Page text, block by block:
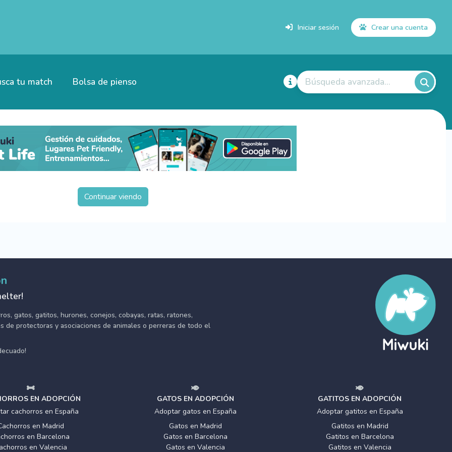
Iniciar sesión Crear una cuenta
tu match Bolsa de pienso Búsqueda avanzada...
Continuar viendo
gatos, gatitos, hurones, conejos, cobayas, ratas, ratones,
de protectoras y asociaciones de animales o perreras de todo el
EN ADOPCIÓN
cachorros en España
en Madrid
en Barcelona
en Valencia
GATOS EN ADOPCIÓN
Adoptar gatos en España
Gatos en Madrid
Gatos en Barcelona
Gatos en Valencia
GATITOS EN ADOPCIÓN
Adoptar gatitos en España
Gatitos en Madrid
Gatitos en Barcelona
Gatitos en Valencia